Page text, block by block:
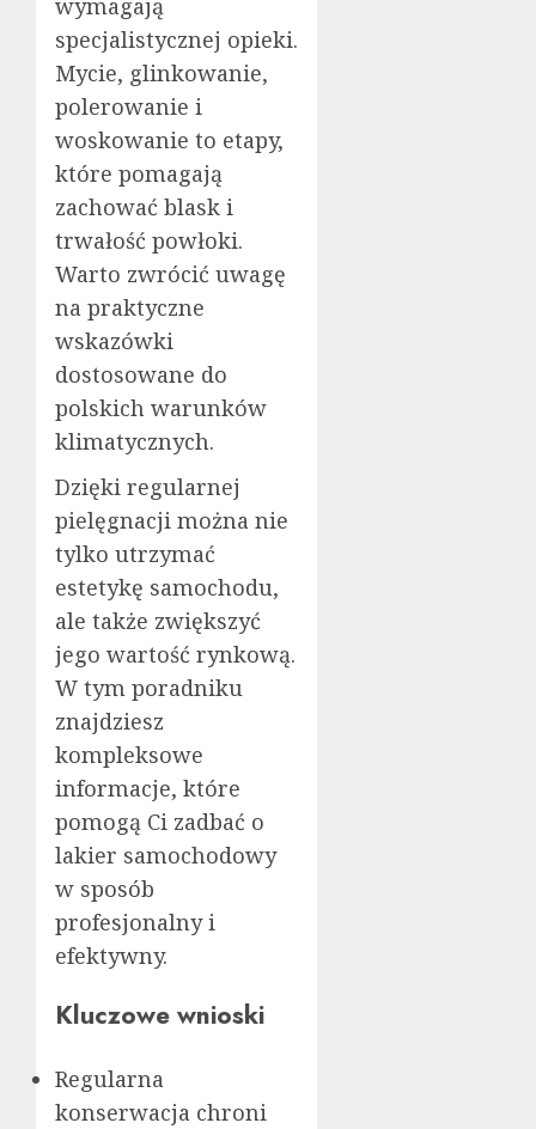
wymagają
specjalistycznej opieki.
Mycie, glinkowanie,
polerowanie i
woskowanie to etapy,
które pomagają
zachować blask i
trwałość powłoki.
Warto zwrócić uwagę
na praktyczne
wskazówki
dostosowane do
polskich warunków
klimatycznych.
Dzięki regularnej
pielęgnacji można nie
tylko utrzymać
estetykę samochodu,
ale także zwiększyć
jego wartość rynkową.
W tym poradniku
znajdziesz
kompleksowe
informacje, które
pomogą Ci zadbać o
lakier samochodowy
w sposób
profesjonalny i
efektywny.
Kluczowe wnioski
Regularna
konserwacja chroni